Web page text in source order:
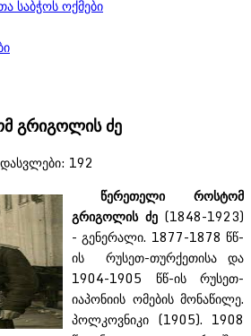
საბჭოს ოქმები
გრიგოლის ძე
192
წერეთელი როსტომ
გრიგოლის ძე (1848-1923)
- გენერალი. 1877-1878 წწ-
ის რუსეთ-თურქეთისა და
1904-1905 წწ-ის რუსეთ-
იაპონიის ომების მონაწილე.
პოლკოვნიკი (1905). 1908